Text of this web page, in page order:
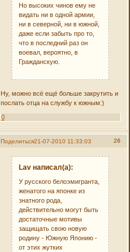
Но высоких чинов ему не
видать ни в одной армии,
ни в северной, ни в южной,
даже если забыть про то,
что в последний раз он
воевал, вероятно, в
Гражданскую.
Ну, можно всё ещё больше закрутить и
послать отца на службу к южным:)
0
Поделиться 26
21-07-2010 11:33:03
Lav написал(а):
У русского белоэмигранта,
женатого на японке из
знатного рода,
действительно могут быть
достаточные мотивы
защищать свою новую
родину - Южную Японию -
от этих жутких